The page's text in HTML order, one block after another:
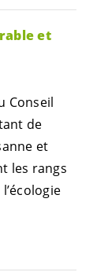
et
Conseil
de
et
les rangs
l’écologie